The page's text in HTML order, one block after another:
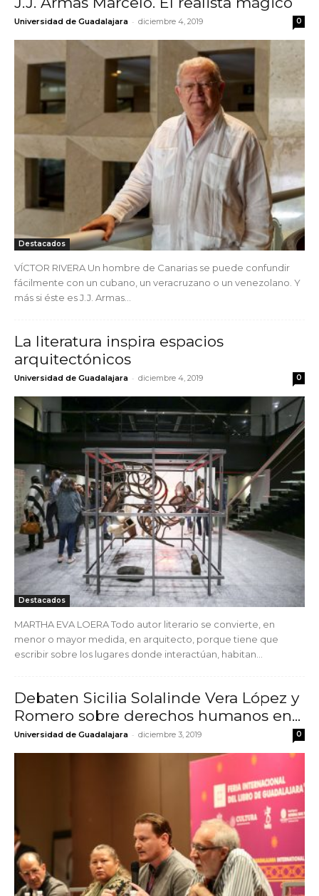
Universidad de Guadalajara - diciembre 4, 2019 0
Destacados
VÍCTOR RIVERA Un hombre de Canarias se puede confundir
fácilmente con un cubano, un veracruzano o un venezolano. Y
más si éste es J.J. Armas...
La literatura inspira espacios
arquitectónicos
Universidad de Guadalajara - diciembre 4, 2019 0
Destacados
MARTHA EVA LOERA Todo autor literario se convierte, en
menor o mayor medida, en arquitecto, porque tiene que
escribir sobre los lugares donde interactúan, habitan...
Debaten Sicilia Solalinde Vera López y
Romero sobre derechos humanos en...
Universidad de Guadalajara - diciembre 3, 2019 0